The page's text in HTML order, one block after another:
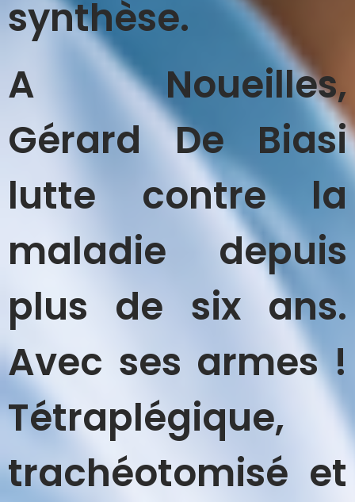
synthèse.
A Noueilles,
Gérard De Biasi
lutte contre la
maladie depuis
plus de six ans.
Avec ses armes !
Tétraplégique,
trachéotomisé et